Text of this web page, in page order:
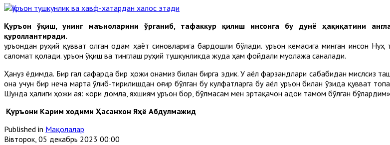
Қуръон ўқиш, унинг маъноларини ўрганиб, тафаккур қилиш инсонга бу дунё ҳақиқатини
қуроллантиради.
Қуръондан руҳий қувват олган одам ҳаёт синовларига бардошли бўлади. Қуръон кемасига минган инсон
саломат қолади. Қуръон ўқиш ва тинглаш руҳий тушкунликда жуда ҳам фойдали муолажа саналади.
Ҳануз ёдимда. Бир гал сафарда бир ҳожи онамиз билан бирга эдик. У аёл фарзандлари сабабидан мислсиз
она учун бир неча марта ўлиб-тирилишдан оғир бўлган бу кулфатларга бу аёл Қуръон билан ўзида қувват
Шунда ҳалиги ҳожи ая: «Қори домла, яхшиям Қуръон бор, бўлмасам мен эртақачон адои тамом бўлган
Қуръони Карим ходими Ҳасанхон Яҳё Абдулмажид
Published in Мақолалар
Вівторок, 05 декабрь 2023 00:00